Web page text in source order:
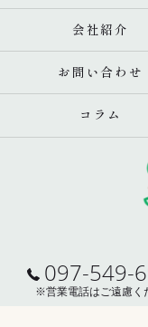
097-549-
※営業電話はご遠慮く
会社紹介
お問い合わせ
コラム
© 2026 大分のリフォーム